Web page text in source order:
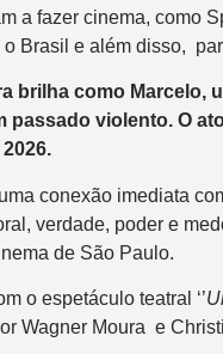
a fazer cinema, como
o Brasil e além disso,
brilha como
passado violento. O
conexão imediata
verdade, poder e
de São Paulo.
o espetáculo teatral ‘’
Wagner Moura e